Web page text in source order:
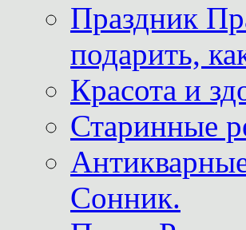
Праздник
подарить,
Красота и
Старинные
Сонник.